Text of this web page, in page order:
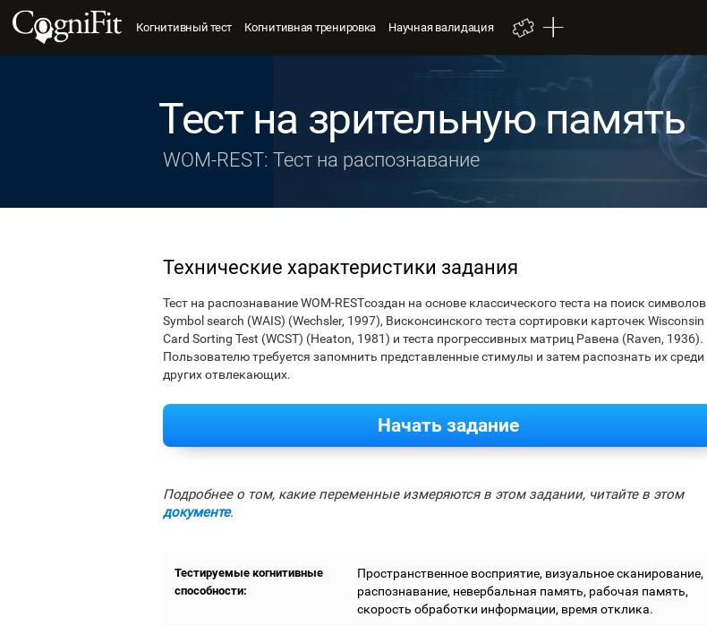
Когнитивный тест Когнитивная тренировка Научная валидация
Тест на зрительную память
WOM-REST: Тест на распознавание
Технические характеристики задания
Тест на распознавание WOM-RESTсоздан на основе классического теста на поиск символов
Symbol search (WAIS) (Wechsler, 1997), Висконсинского теста сортировки карточек Wisconsin
Card Sorting Test (WCST) (Heaton, 1981) и теста прогрессивных матриц Равена (Raven, 1936).
Пользователю требуется запомнить представленные стимулы и затем распознать их среди
других отвлекающих.
Начать задание
Подробнее о том, какие переменные измеряются в этом задании, читайте в этом
документе.
Тестируемые когнитивные
способности:
Пространственное восприятие, визуальное сканирование,
распознавание, невербальная память, рабочая память,
скорость обработки информации, время отклика.